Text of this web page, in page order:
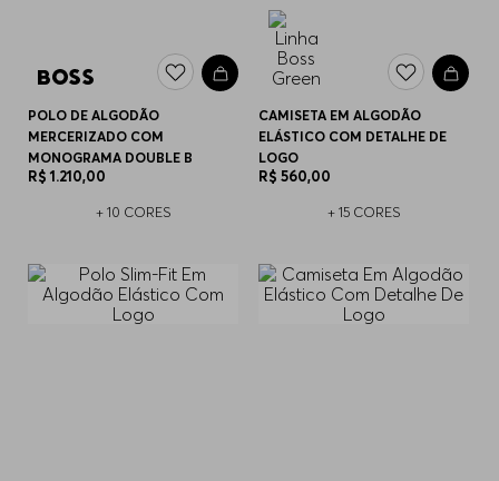
POLO DE ALGODÃO
MERCERIZADO COM
MONOGRAMA DOUBLE B
R$ 1.210,00
+ 10 CORES
CAMISETA EM ALGODÃO
ELÁSTICO COM DETALHE DE
LOGO
R$ 560,00
+ 15 CORES